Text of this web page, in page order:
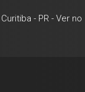
Curitiba - PR- Ver no